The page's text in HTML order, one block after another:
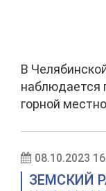
В
наблюдается
горной
08.10.2023
ЗЕМСКИЙ